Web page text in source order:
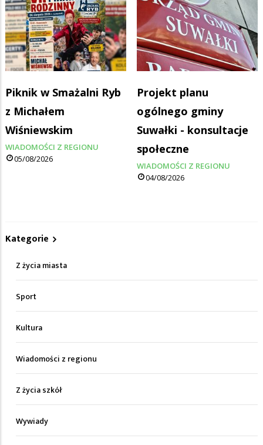
Piknik w Smażalni Ryb
z Michałem
Wiśniewskim
WIADOMOŚCI Z REGIONU
05/08/2026
Projekt planu
ogólnego gminy
Suwałki - konsultacje
społeczne
WIADOMOŚCI Z REGIONU
04/08/2026
Kategorie
Z życia miasta
Sport
Kultura
Wiadomości z regionu
Z życia szkół
Wywiady